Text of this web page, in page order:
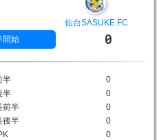
仙台SASUKE.FC
開始 0
半
0
半
0
前半
0
後半
0
0